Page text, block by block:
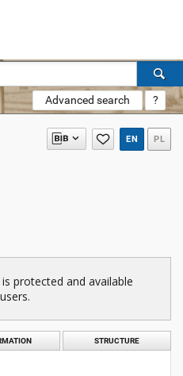
Advanced search ?
EN PL
protected and available
STRUCTURE